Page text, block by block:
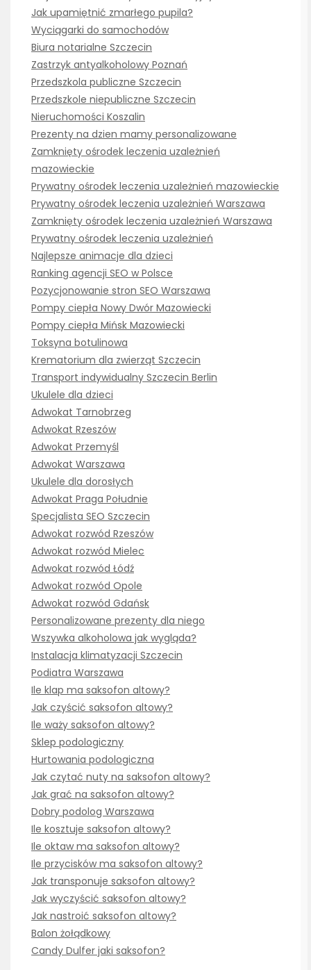
Jak upamiętnić zmarłego pupila?
Wyciągarki do samochodów
Biura notarialne Szczecin
Zastrzyk antyalkoholowy Poznań
Przedszkola publiczne Szczecin
Przedszkole niepubliczne Szczecin
Nieruchomości Koszalin
Prezenty na dzien mamy personalizowane
Zamknięty ośrodek leczenia uzależnień
mazowieckie
Prywatny ośrodek leczenia uzależnień mazowieckie
Prywatny ośrodek leczenia uzależnień Warszawa
Zamknięty ośrodek leczenia uzależnień Warszawa
Prywatny ośrodek leczenia uzależnień
Najlepsze animacje dla dzieci
Ranking agencji SEO w Polsce
Pozycjonowanie stron SEO Warszawa
Pompy ciepła Nowy Dwór Mazowiecki
Pompy ciepła Mińsk Mazowiecki
Toksyna botulinowa
Krematorium dla zwierząt Szczecin
Transport indywidualny Szczecin Berlin
Ukulele dla dzieci
Adwokat Tarnobrzeg
Adwokat Rzeszów
Adwokat Przemyśl
Adwokat Warszawa
Ukulele dla dorosłych
Adwokat Praga Południe
Specjalista SEO Szczecin
Adwokat rozwód Rzeszów
Adwokat rozwód Mielec
Adwokat rozwód Łódź
Adwokat rozwód Opole
Adwokat rozwód Gdańsk
Personalizowane prezenty dla niego
Wszywka alkoholowa jak wygląda?
Instalacja klimatyzacji Szczecin
Podiatra Warszawa
Ile klap ma saksofon altowy?
Jak czyścić saksofon altowy?
Ile waży saksofon altowy?
Sklep podologiczny
Hurtowania podologiczna
Jak czytać nuty na saksofon altowy?
Jak grać na saksofon altowy?
Dobry podolog Warszawa
Ile kosztuje saksofon altowy?
Ile oktaw ma saksofon altowy?
Ile przycisków ma saksofon altowy?
Jak transponuje saksofon altowy?
Jak wyczyścić saksofon altowy?
Jak nastroić saksofon altowy?
Balon żołądkowy
Candy Dulfer jaki saksofon?